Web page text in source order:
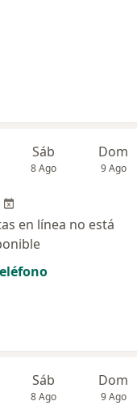
Sáb
8 Ago
Dom
9 Ago
en línea no está
Sáb
8 Ago
Dom
9 Ago